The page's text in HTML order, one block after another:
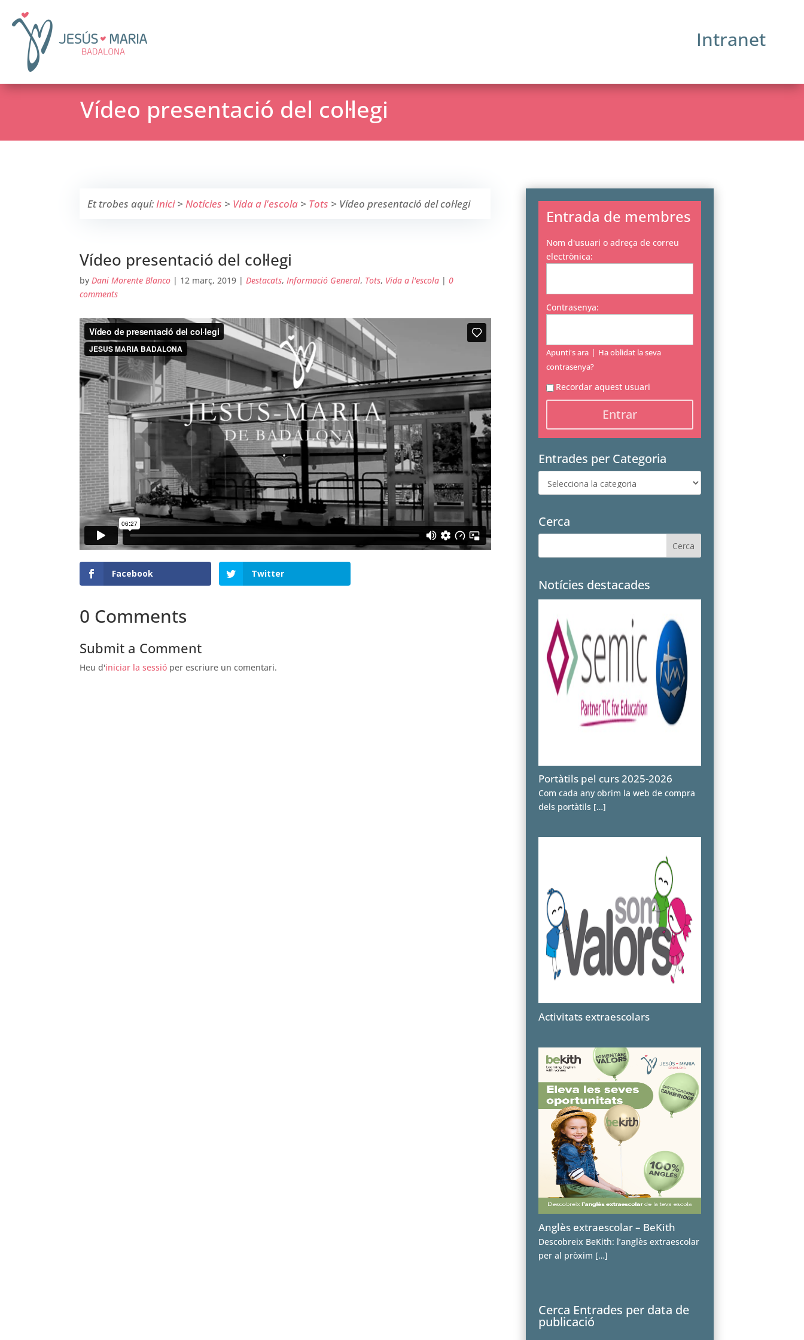
Intranet
Vídeo presentació del col·legi
Et trobes aquí:Inici>Notícies > Vida a l'escola > Tots > Vídeo presentació del col·legi
Vídeo presentació del col·legi
by Dani Morente Blanco| 12 març, 2019| Destacats, Informació General, Tots, Vida a l'escola| 0
comments
Facebook Twitter
0 Comments
Submit a Comment
Heu d'iniciar la sessióper escriure un comentari.
Entrada de membres
Nom d'usuari o adreça de correu
electrònica:
Contrasenya:
Apunti's ara | Ha oblidat la seva
contrasenya?
Recordar aquest usuari
Entrades per Categoria
per
Cerca
Notícies destacades
Portàtils pel curs 2025-2026
Com cada any obrim la web de compra
dels portàtils […]
Activitats extraescolars
Anglès extraescolar – BeKith
Descobreix BeKith: l’anglès extraescolar
per al pròxim […]
Cerca Entrades per data de
publicació